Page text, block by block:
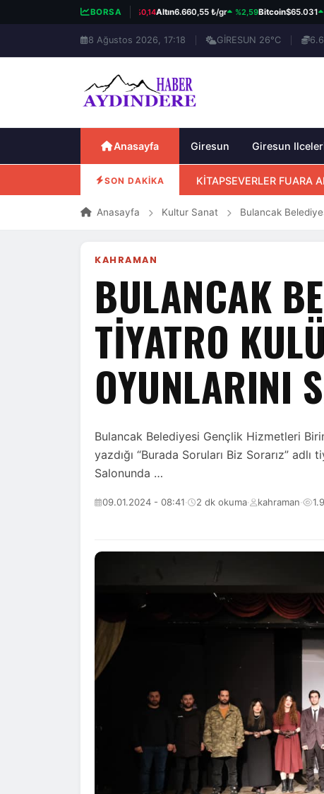
BORSA
13.779,39 %0,14 Altın6.660,55 ₺/gr %2,59Bitcoin$65.031
8 Ağustos 2026, 17:18 GİRESUN 26°C
Anasayfa Giresun Giresun
SON DAKİKA KİTAPSEVERLER FUARA
Anasayfa Kultur Sanat Bulancak
KAHRAMAN
BULANCAK
TIYATRO
OYUNLARINI
Bulancak Belediyesi Gençlik Hizmetleri
yazdığı “Burada Soruları Biz Sorarız”
Salonunda …
09.01.2024 - 08:41· 2 dk okuma· kahraman·